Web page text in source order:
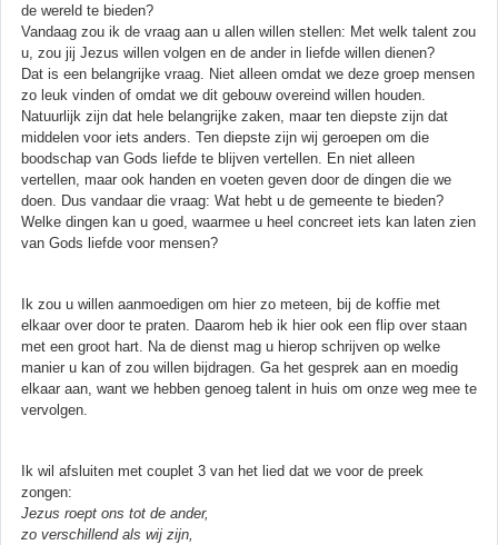
de wereld te bieden?
Vandaag zou ik de vraag aan u allen willen stellen: Met welk talent zou
u, zou jij Jezus willen volgen en de ander in liefde willen dienen?
Dat is een belangrijke vraag. Niet alleen omdat we deze groep mensen
zo leuk vinden of omdat we dit gebouw overeind willen houden.
Natuurlijk zijn dat hele belangrijke zaken, maar ten diepste zijn dat
middelen voor iets anders. Ten diepste zijn wij geroepen om die
boodschap van Gods liefde te blijven vertellen. En niet alleen
vertellen, maar ook handen en voeten geven door de dingen die we
doen. Dus vandaar die vraag: Wat hebt u de gemeente te bieden?
Welke dingen kan u goed, waarmee u heel concreet iets kan laten zien
van Gods liefde voor mensen?
Ik zou u willen aanmoedigen om hier zo meteen, bij de koffie met
elkaar over door te praten. Daarom heb ik hier ook een flip over staan
met een groot hart. Na de dienst mag u hierop schrijven op welke
manier u kan of zou willen bijdragen. Ga het gesprek aan en moedig
elkaar aan, want we hebben genoeg talent in huis om onze weg mee te
vervolgen.
Ik wil afsluiten met couplet 3 van het lied dat we voor de preek
zongen:
Jezus roept ons tot de ander,
zo verschillend als wij zijn,